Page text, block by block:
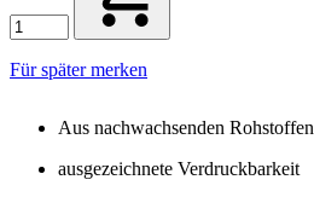
Für später merken
Aus nachwachsenden Rohstoffen
ausgezeichnete Verdruckbarkeit